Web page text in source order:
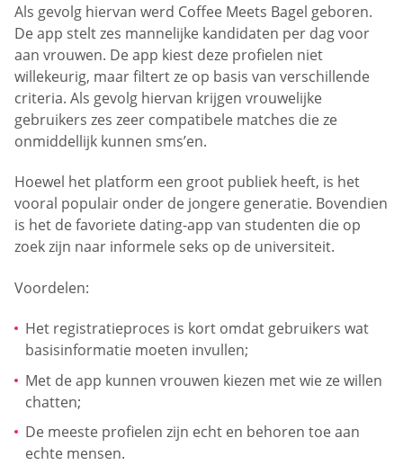
Als gevolg hiervan werd Coffee Meets Bagel geboren.
De app stelt zes mannelijke kandidaten per dag voor
aan vrouwen. De app kiest deze profielen niet
willekeurig, maar filtert ze op basis van verschillende
criteria. Als gevolg hiervan krijgen vrouwelijke
gebruikers zes zeer compatibele matches die ze
onmiddellijk kunnen sms’en.
Hoewel het platform een groot publiek heeft, is het
vooral populair onder de jongere generatie. Bovendien
is het de favoriete dating-app van studenten die op
zoek zijn naar informele seks op de universiteit.
Voordelen:
Het registratieproces is kort omdat gebruikers wat
basisinformatie moeten invullen;
Met de app kunnen vrouwen kiezen met wie ze willen
chatten;
De meeste profielen zijn echt en behoren toe aan
echte mensen.